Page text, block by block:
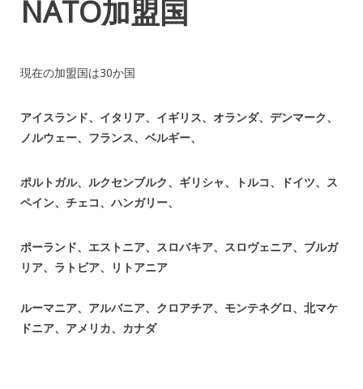
NATO加盟国
現在の加盟国は30か国
アイスランド、イタリア、イギリス、オランダ、デンマーク、
ノルウェー、フランス、ベルギー、
ポルトガル、ルクセンブルク、ギリシャ、トルコ、ドイツ、ス
ペイン、チェコ、ハンガリー、
ポーランド、エストニア、スロバキア、スロヴェニア、ブルガ
リア、ラトビア、リトアニア
ルーマニア、アルバニア、クロアチア、モンテネグロ、北マケ
ドニア、アメリカ、カナダ